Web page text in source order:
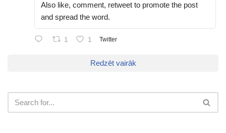
Also like, comment, retweet to promote the post
and spread the word.
1 1 Twitter
Redzēt vairāk